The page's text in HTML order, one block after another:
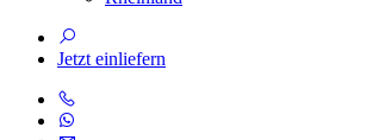
Jetzt einliefern